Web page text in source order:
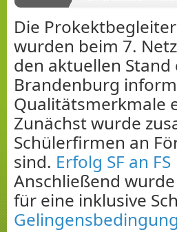
Die
wurden beim 7.
den aktuellen
Brandenburg
Qualitätsmerkmale
Zunächst wurde
Schülerfirmen an
sind. Erfolg SF an FS
Anschließend
für eine inklusive